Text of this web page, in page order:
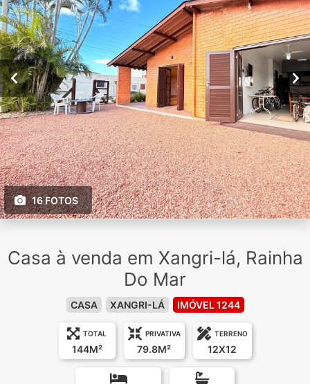
16 FOTOS
Casa à venda em Xangri-lá, Rainha
Do Mar
CASA XANGRI-LÁ IMÓVEL 1244
TOTAL
144M²
PRIVATIVA
79.8M²
TERRENO
12X12